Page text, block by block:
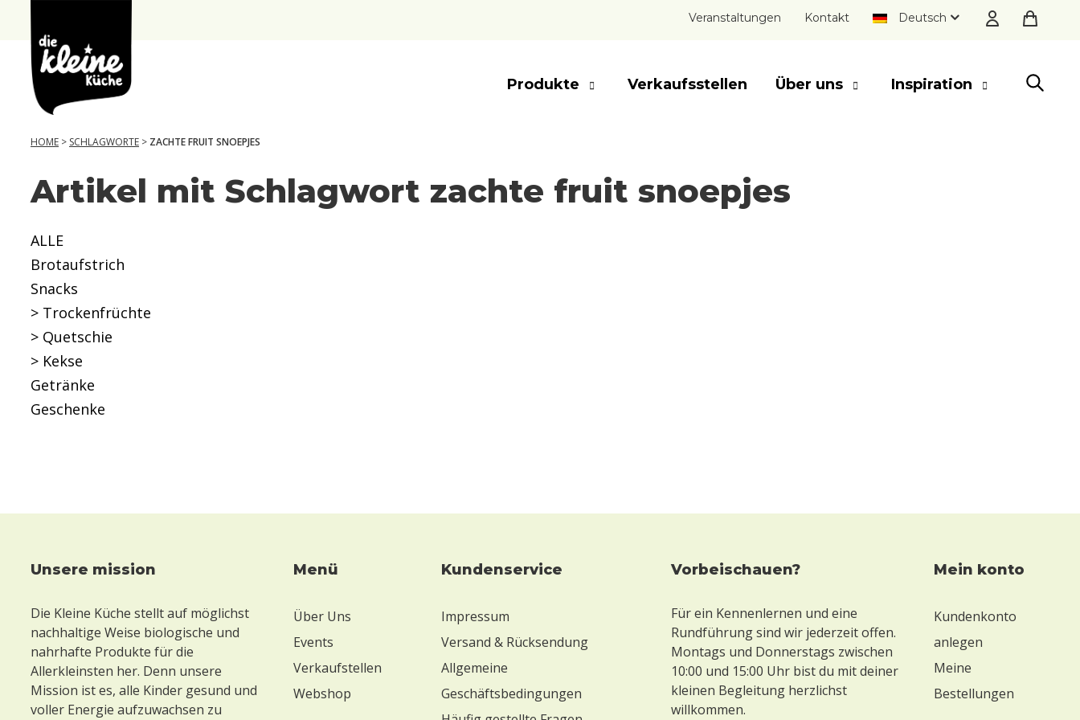
Veranstaltungen Kontakt Deutsch
die
Kleine
Küche
Produkte Verkaufsstellen Über uns Inspiration
HOME > SCHLAGWORTE > ZACHTE FRUIT SNOEPJES
Artikel mit Schlagwort zachte fruit snoepjes
ALLE
Brotaufstrich
Snacks
> Trockenfrüchte
> Quetschie
> Kekse
Getränke
Geschenke
Footer
unsere mission
Die Kleine Küche stellt auf möglichst
nachhaltige Weise biologische und
nahrhafte Produkte für die
Allerkleinsten her. Denn unsere
Mission ist es, alle Kinder gesund und
voller Energie aufzuwachsen zu
Menü
Über Uns
Events
Verkaufstellen
Webshop
Kundenservice
Impressum
Versand & Rücksendung
Allgemeine
Geschäftsbedingungen
Vorbeischauen?
Für ein Kennenlernen und eine
Rundführung sind wir jederzeit offen.
Montags und Donnerstags zwischen
10:00 und 15:00 Uhr bist du mit deiner
kleinen Begleitung herzlichst
willkommen.
mein konto
Kundenkonto
anlegen
Meine
Bestellungen